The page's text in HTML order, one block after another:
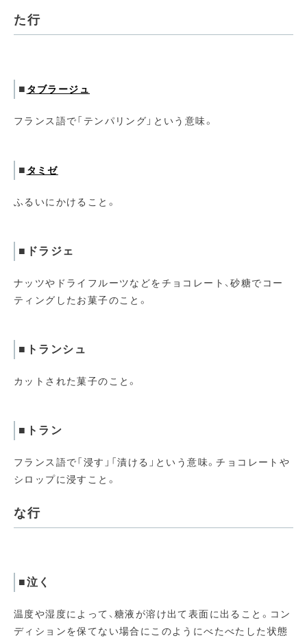
た行
■ タブラージュ
フランス語で「テンパリング」という意味。
■ タミゼ
ふるいにかけること。
■ドラジェ
ナッツやドライフルーツなどをチョコレート、砂糖でコー
ティングしたお菓子のこと。
■トランシュ
カットされた菓子のこと。
■トラン
フランス語で「浸す」「漬ける」という意味。チョコレートや
シロップに浸すこと。
な行
■泣く
温度や湿度によって、糖液が溶け出て表面に出ること。コン
ディションを保てない場合にこのようにべたべたした状態